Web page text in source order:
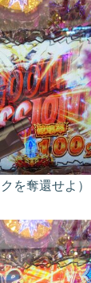
を奪還せよ）